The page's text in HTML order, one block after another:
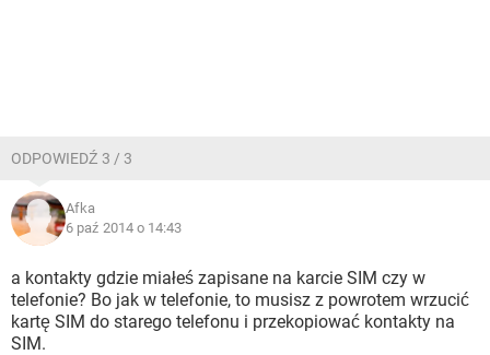
ODPOWIEDŹ 3 / 3
Afka
6 paź 2014 o 14:43
a kontakty gdzie miałeś zapisane na karcie SIM czy w
telefonie? Bo jak w telefonie, to musisz z powrotem wrzucić
kartę SIM do starego telefonu i przekopiować kontakty na
SIM.